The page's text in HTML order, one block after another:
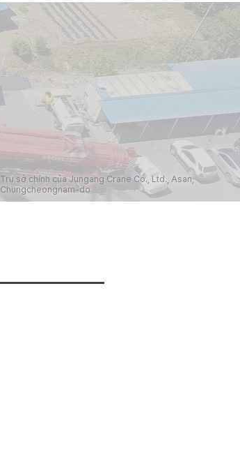
Trụ sở chính của Jungang Crane Co., Ltd., Asan,
Chungcheongnam-do